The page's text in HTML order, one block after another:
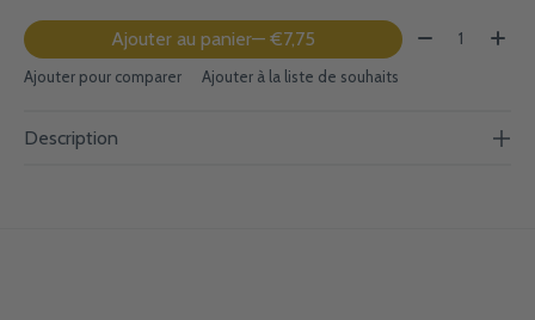
Ajouter au panier — €7,75 Quantité:
Ajouter pour comparer Ajouter à la liste de souhaits
Description